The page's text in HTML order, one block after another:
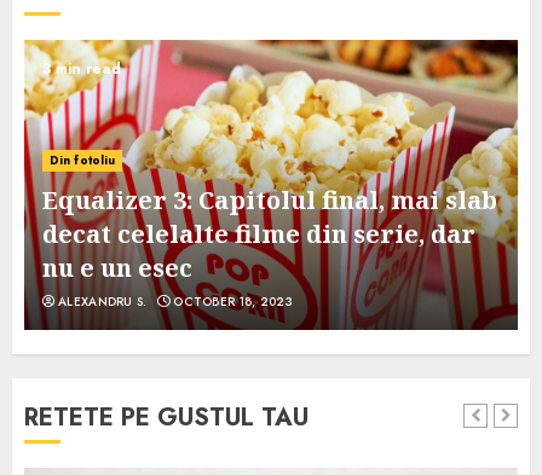
3 min read
Din fotoliu
Equalizer 3: Capitolul final, mai slab
decat celelalte filme din serie, dar
nu e un esec
ALEXANDRU S. OCTOBER 18, 2023
RETETE PE GUSTUL TAU